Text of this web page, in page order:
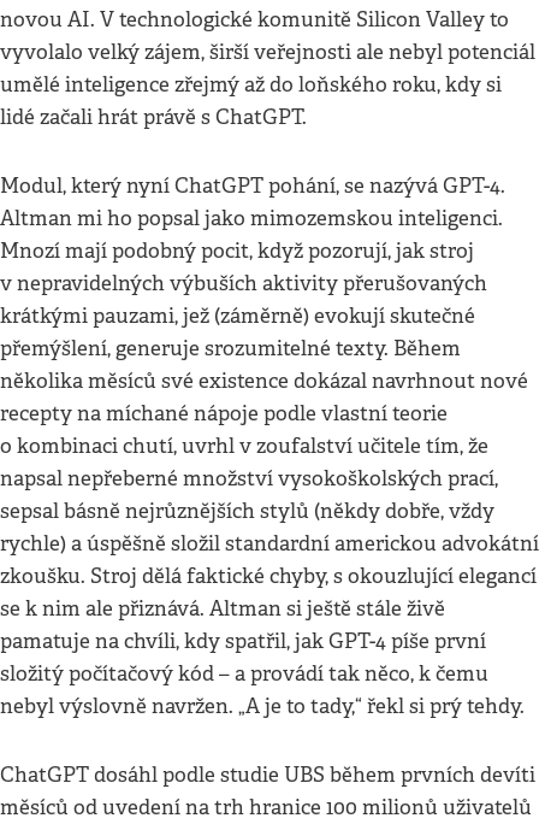
novou AI. V technologické komunitě Silicon Valley to
vyvolalo velký zájem, širší veřejnosti ale nebyl potenciál
umělé inteligence zřejmý až do loňského roku, kdy si
lidé začali hrát právě s ChatGPT.
Modul, který nyní ChatGPT pohání, se nazývá GPT-4.
Altman mi ho popsal jako mimozemskou inteligenci.
Mnozí mají podobný pocit, když pozorují, jak stroj
v nepravidelných výbuších aktivity přerušovaných
krátkými pauzami, jež (záměrně) evokují skutečné
přemýšlení, generuje srozumitelné texty. Během
několika měsíců své existence dokázal navrhnout nové
recepty na míchané nápoje podle vlastní teorie
o kombinaci chutí, uvrhl v zoufalství učitele tím, že
napsal nepřeberné množství vysokoškolských prací,
sepsal básně nejrůznějších stylů (někdy dobře, vždy
rychle) a úspěšně složil standardní americkou advokátní
zkoušku. Stroj dělá faktické chyby, s okouzlující elegancí
se k nim ale přiznává. Altman si ještě stále živě
pamatuje na chvíli, kdy spatřil, jak GPT-4 píše první
složitý počítačový kód – a provádí tak něco, k čemu
nebyl výslovně navržen. „A je to tady,“ řekl si prý tehdy.
ChatGPT dosáhl podle studie UBS během prvních devíti
měsíců od uvedení na trh hranice 100 milionů uživatelů